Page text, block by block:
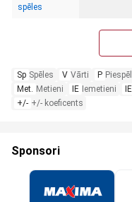
spēles
Sp Spēles V Vārti P
Met. Metieni IE Iemetieni
+/- +/- koeficents
Sponsori